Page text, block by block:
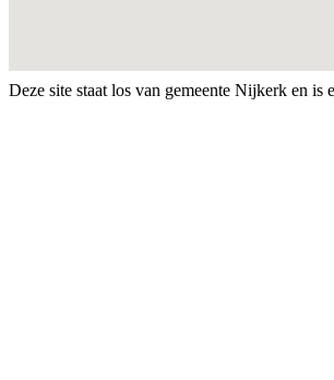
Deze site staat los van gemeente Nijkerk en is